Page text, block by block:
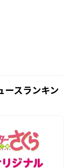
ースランキン